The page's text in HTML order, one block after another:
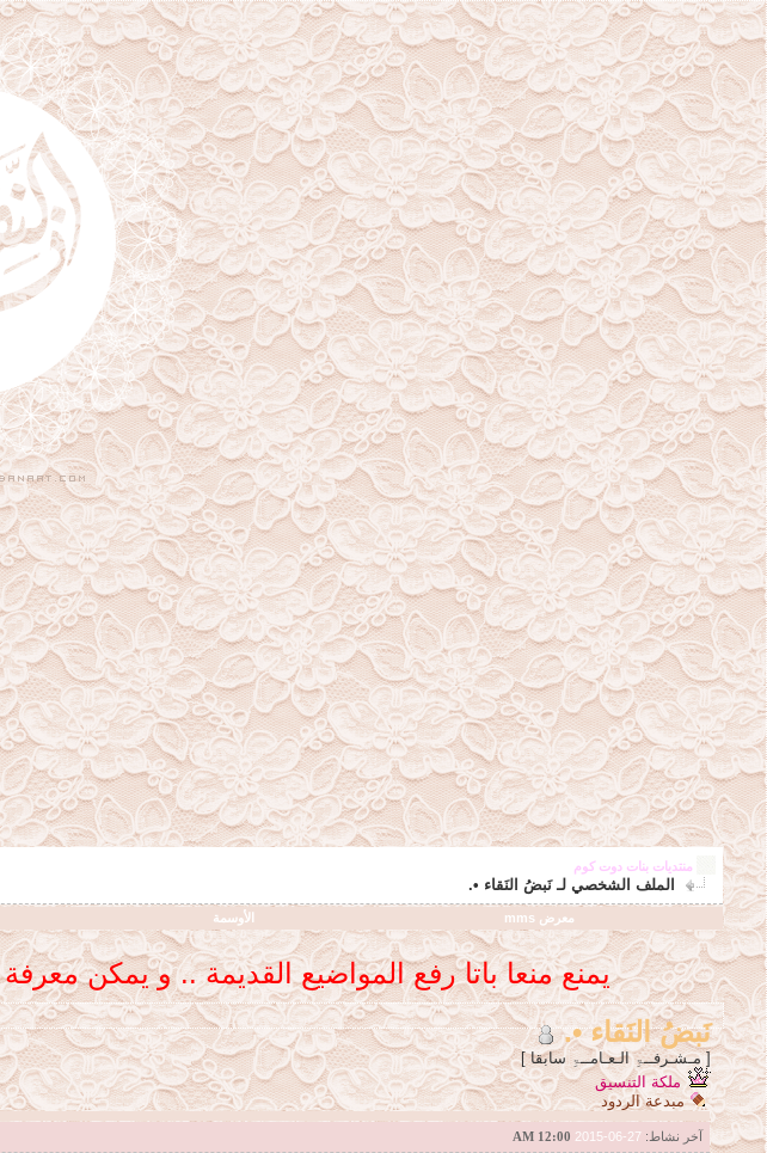
منتديات بنات دوت كوم
الملف الشخصي لـ نَبضُ النَقاء •.
معرض mms الأوسمة
يمنع منعا باتا رفع المواضيع القديمة .. و يمكن
نَبضُ النَقاء •.
[ مـشـرفــۃِ الـعـامــۃِ سابقا ]
ملكة التنسيق
مبدعة الردود
آخر نشاط: 12:00 AM